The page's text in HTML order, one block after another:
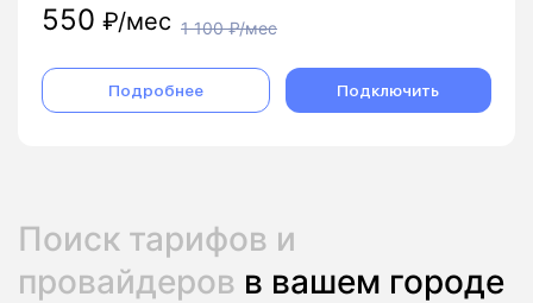
550 ₽/мес 1 100₽/мес
Подробнее Подключить
Поиск тарифов и
провайдеров в вашем городе